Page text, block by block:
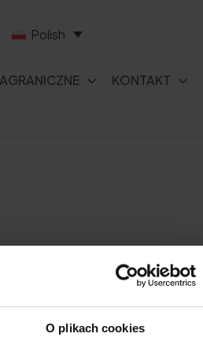
O plikach cookies
Polish
KONTAKT